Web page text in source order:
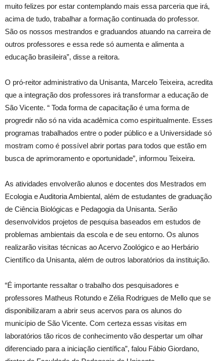
muito felizes por estar contemplando mais essa parceria que irá,
acima de tudo, trabalhar a formação continuada do professor.
São os nossos mestrandos e graduandos atuando na carreira de
outros professores e essa rede só aumenta e alimenta a
educação brasileira”, disse a reitora.
O pró-reitor administrativo da Unisanta, Marcelo Teixeira, acredita
que a integração dos professores irá transformar a educação de
São Vicente. “ Toda forma de capacitação é uma forma de
progredir não só na vida acadêmica como espiritualmente. Esses
programas trabalhados entre o poder público e a Universidade só
mostram como é possível abrir portas para todos que estão em
busca de aprimoramento e oportunidade”, informou Teixeira.
As atividades envolverão alunos e docentes dos Mestrados em
Ecologia e Auditoria Ambiental, além de estudantes de graduação
de Ciência Biológicas e Pedagogia da Unisanta. Serão
desenvolvidos projetos de pesquisa baseados em estudos de
problemas ambientais da escola e de seu entorno. Os alunos
realizarão visitas técnicas ao Acervo Zoológico e ao Herbário
Científico da Unisanta, além de outros laboratórios da instituição.
“É importante ressaltar o trabalho dos pesquisadores e
professores Matheus Rotundo e Zélia Rodrigues de Mello que se
disponibilizaram a abrir seus acervos para os alunos do
município de São Vicente. Com certeza essas visitas em
laboratórios tão ricos de conhecimento vão despertar um olhar
diferenciado para a iniciação científica”, falou Fábio Giordano,